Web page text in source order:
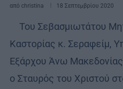
από christina 18 Σεπτεμβρίου 2020
Του Σεβασμιωτάτου
Καστορίας κ. Σεραφείμ,
Εξάρχου Άνω Μακεδονίας
ο Σταυρός του Χριστού